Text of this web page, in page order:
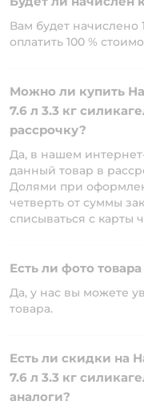
Вам будет начислено
оплатить 100 %
Можно ли купить
7.6 л 3.3 кг
рассрочку?
Да, в нашем
данный товар в
Долями при
четверть от суммы
списываться с карты
Есть ли фото
Да, у нас вы можете
товара.
Есть ли скидки на
7.6 л 3.3 кг
аналоги?